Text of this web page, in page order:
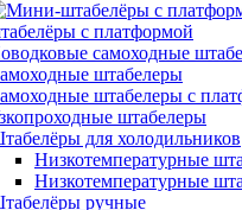
с платформой
самоходные
штабелеры
штабелеры с
штабелеры
для холодильников
Низкотемпературные
Низкотемпературные
ручные